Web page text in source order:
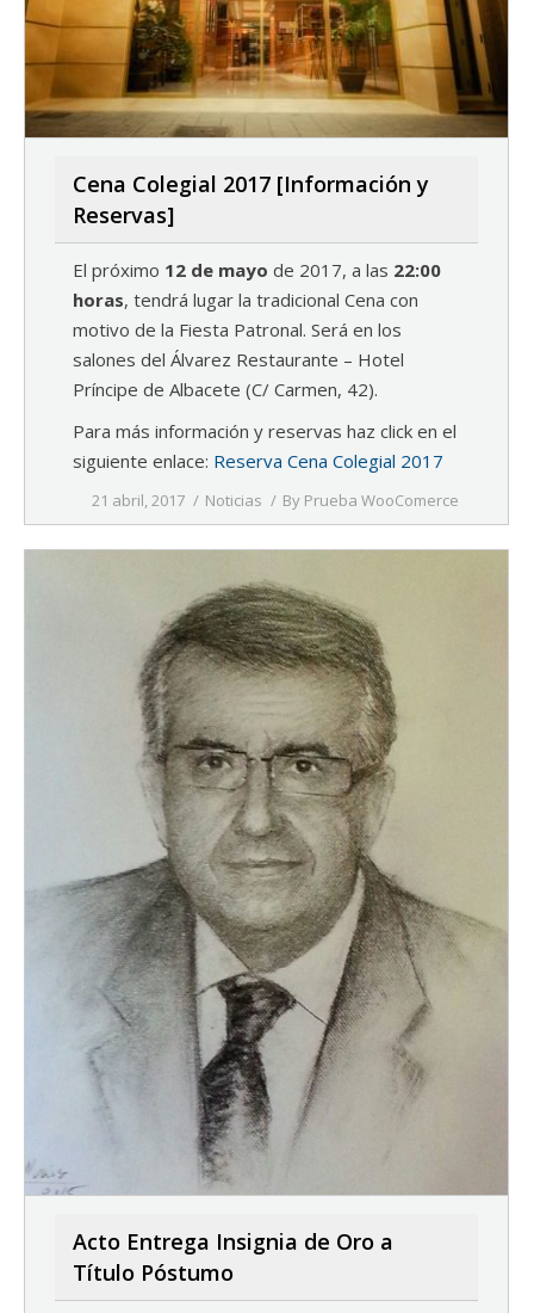
Cena Colegial 2017 [Información y
Reservas]
El próximo 12 de mayo de 2017, a las 22:00
horas, tendrá lugar la tradicional Cena con
motivo de la Fiesta Patronal. Será en los
salones del Álvarez Restaurante – Hotel
Príncipe de Albacete (C/ Carmen, 42).
Para más información y reservas haz click en el
siguiente enlace: Reserva Cena Colegial 2017
21 abril, 2017 Noticias By Prueba WooComerce
Acto Entrega Insignia de Oro a
Título Póstumo